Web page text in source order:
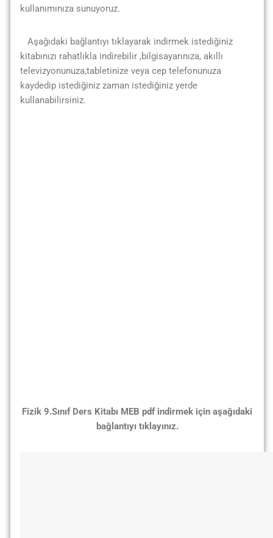
kullanımınıza sunuyoruz.
Aşağıdaki bağlantıyı tıklayarak indirmek istediğiniz
kitabınızı rahatlıkla indirebilir ,bilgisayarınıza, akıllı
televizyonunuza,tabletinize veya cep telefonunuza
kaydedip istediğiniz zaman istediğiniz yerde
kullanabilirsiniz.
Fizik 9.Sınıf Ders Kitabı MEB pdf indirmek için aşağıdaki
bağlantıyı tıklayınız.